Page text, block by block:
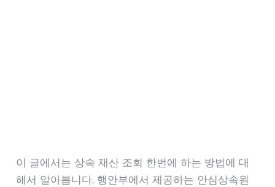
이 글에서는 상속 재산 조회 한번에 하는 방법에 대
해서 알아봅니다. 행안부에서 제공하는 안심상속원